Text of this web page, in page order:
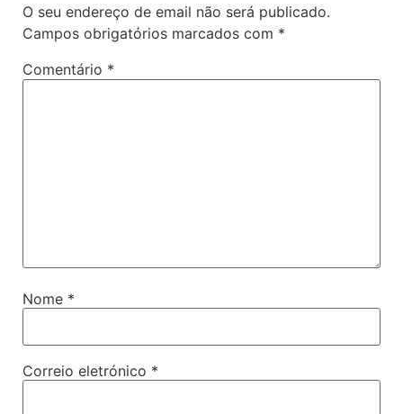
O seu endereço de email não será publicado.
Campos obrigatórios marcados com *
Comentário *
Nome *
Correio eletrónico *